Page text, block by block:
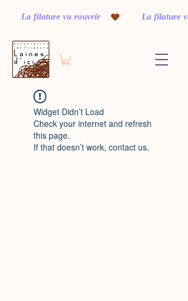
         La filature va rouvrir
Widget Didn’t Load
Check your internet and refresh
this page.
If that doesn’t work, contact us.